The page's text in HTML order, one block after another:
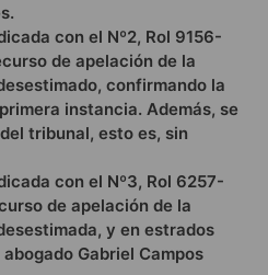
con el Nº2, Rol 9156-
de apelación de la
confirmando la
instancia. Además, se
tribunal, esto es, sin
con el Nº3, Rol 6257-
de apelación de la
y en estrados
Gabriel Campos